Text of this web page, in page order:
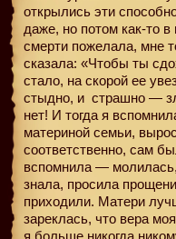
открылись эти
даже, но потом как-то
смерти пожелала, мне
сказала: «Чтобы ты
стало, на скорой ее
стыдно, и страшно —
нет! И тогда я
материной семьи,
соответственно, сам
вспомнила —
знала, просила
приходили. Матери
зареклась, что вера
я больше никогда